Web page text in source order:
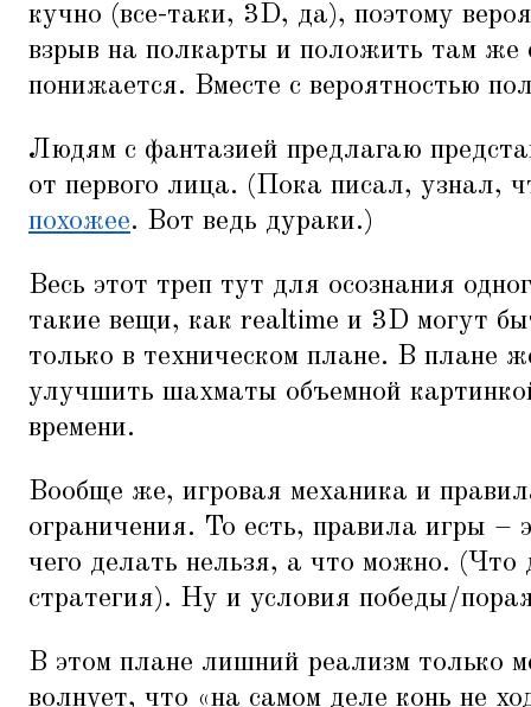
кучно (все-таки, 3D, да), поэтому
взрыв на полкарты и положить там же
понижается. Вместе с вероятностью
Людям с фантазией предлагаю
от первого лица. (Пока писал, узнал,
похожее. Вот ведь дураки.)
Весь этот треп тут для осознания
такие вещи, как realtime и 3D могут
только в техническом плане. В плане
улучшить шахматы объемной
времени.
Вообще же, игровая механика и
ограничения. То есть, правила игры –
чего делать нельзя, а что можно.
стратегия). Ну и условия победы/
В этом плане лишний реализм только
волнует, что «на самом деле конь не